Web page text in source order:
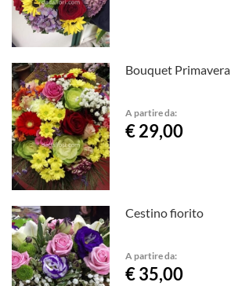
Bouquet Primavera
A partire da:
€ 29,00
Cestino fiorito
A partire da:
€ 35,00